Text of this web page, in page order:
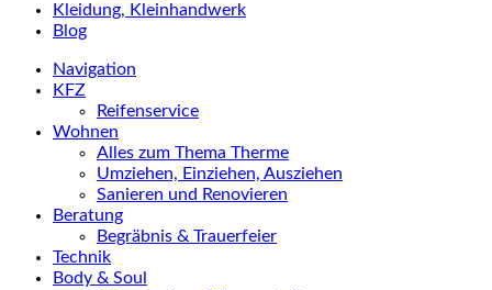
Kleidung, Kleinhandwerk
Blog
Navigation
KFZ
Reifenservice
Wohnen
Alles zum Thema Therme
Umziehen, Einziehen, Ausziehen
Sanieren und Renovieren
Beratung
Begräbnis & Trauerfeier
Technik
Body & Soul